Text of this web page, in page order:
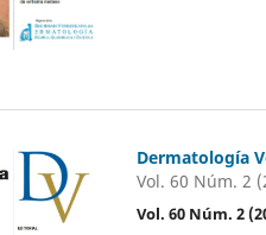
Dermatología
Vol. 60 Núm. 2
Vol. 60 Núm. 2